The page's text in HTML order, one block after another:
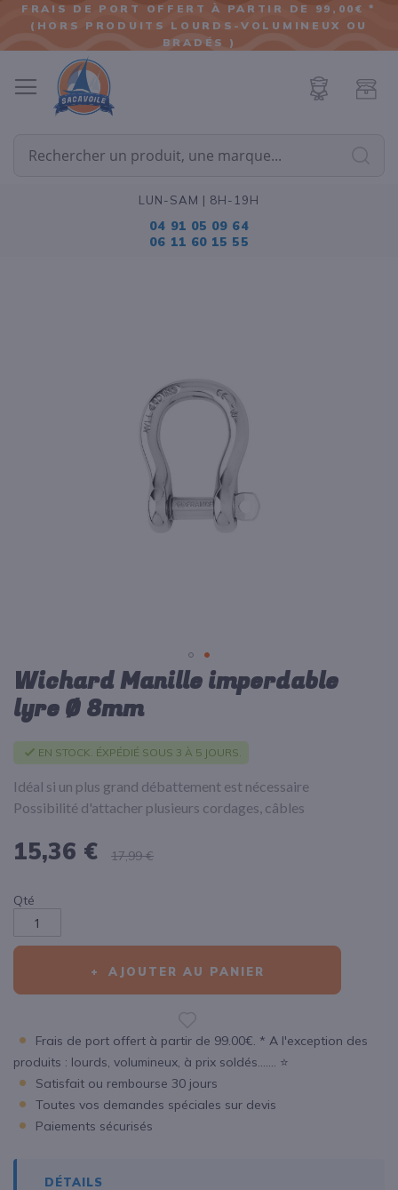
ALLER
AU
FRAIS DE PORT OFFERT À PARTIR DE 99,00€ *
(HORS PRODUITS LOURDS-VOLUMINEUX OU
BRADÉS )
LUN-SAM | 8H-19H
04 91 05 09 64
06 11 60 15 55
Passer
au
début
la
Galerie
d’images
Wichard Manille imperdable
lyre Ø 8mm
EN STOCK. ÉXPÉDIÉ SOUS 3 À 5 JOURS.
Idéal si un plus grand débattement est nécessaire
Possibilité d'attacher plusieurs cordages, câbles
15,36 € 17,99 €
Qté
AJOUTER AU PANIER
Frais de port offert à partir de 99.00€. * A l'exception des
produits : lourds, volumineux, à prix soldés....... ⭐
Satisfait ou rembourse 30 jours
Toutes vos demandes spéciales sur devis
Paiements sécurisés
DÉTAILS